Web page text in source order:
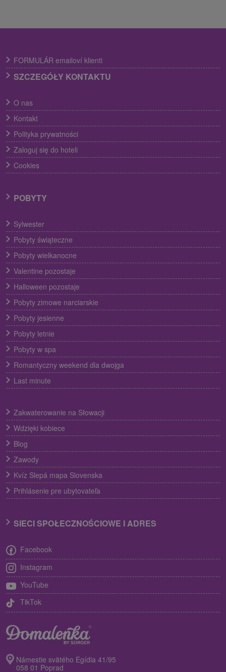
FORMULÁR emailoví klienti
SZCZEGÓŁY KONTAKTU
O nas
Kontakt
Polityka prywatności
Zaloguj się do hoteli
Cookies
POBYTY
Sylwester
Pobyty świąteczne
Pobyty wielkanocne
Valentine pozostaje
Halloween pozostaje
Pobyty zimowe narciarskie
Pobyty jesienne
Pobyty letnie
Pobyty w spa
Romantyczny weekend dla dwojga
Last minute
Zakwaterowanie na Słowacji
Wdzięki kobiece
Blog
Zawody
Kvíz Slepá mapa Slovenska
Prihlásenie pre ubytovateľa
SIECI SPOŁECZNOŚCIOWE I ADRES
Facebook
Instagram
YouTube
TikTok
Námestie svätého Egídia 41/95
058 01 Poprad